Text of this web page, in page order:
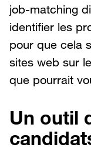
job-matching
identifier les
pour que cela
sites web sur
que pourrait
Un outil